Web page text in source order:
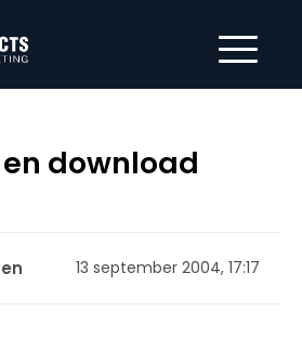
download
13 september 2004, 17:17